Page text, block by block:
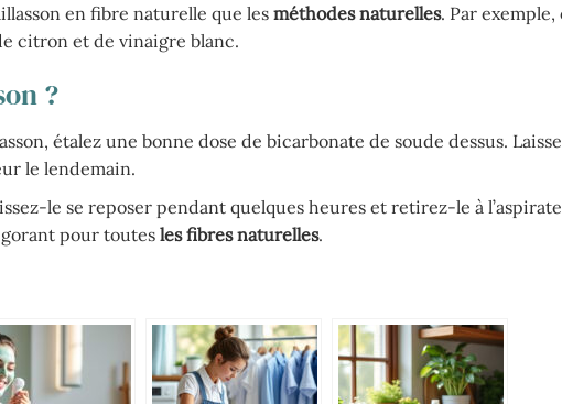
en fibre naturelle que les méthodes naturelles. Par exemple,
citron et de vinaigre blanc.
?
étalez une bonne dose de bicarbonate de soude dessus.
le lendemain.
le se reposer pendant quelques heures et retirez-le à
pour toutes les fibres naturelles.